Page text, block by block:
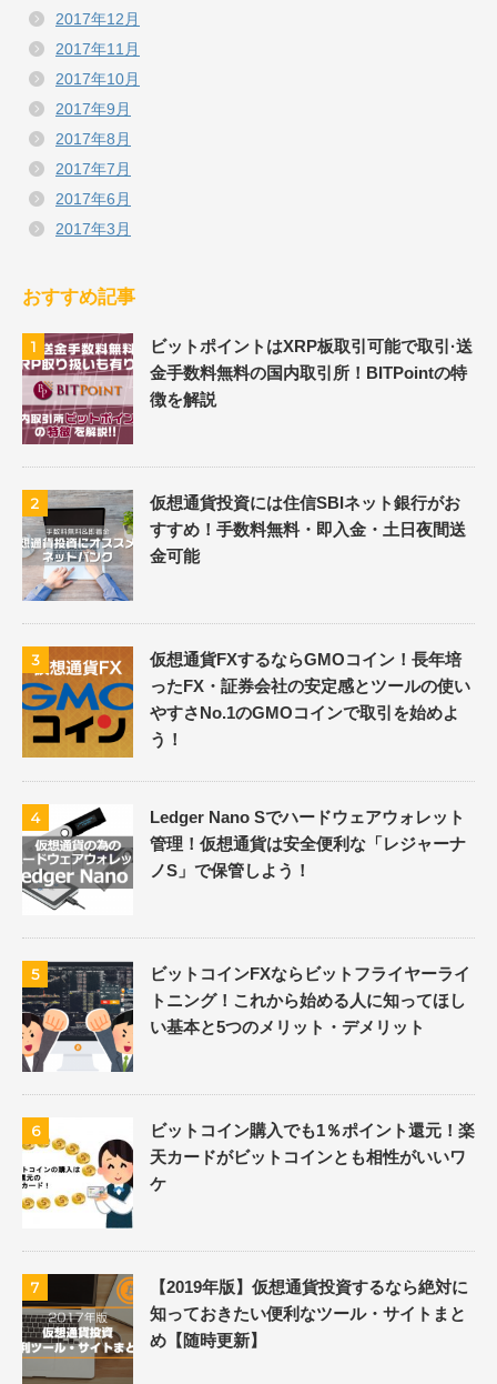
2017年12月
2017年11月
2017年10月
2017年9月
2017年8月
2017年7月
2017年6月
2017年3月
おすすめ記事
1
ビットポイントはXRP板取引可能で取引·送
金手数料無料の国内取引所！BITPointの特
徴を解説
2
仮想通貨投資には住信SBIネット銀行がお
すすめ！手数料無料・即入金・土日夜間送
金可能
3
仮想通貨FXするならGMOコイン！長年培
ったFX・証券会社の安定感とツールの使い
やすさNo.1のGMOコインで取引を始めよ
う！
4
Ledger Nano Sでハードウェアウォレット
管理！仮想通貨は安全便利な「レジャーナ
ノS」で保管しよう！
5
ビットコインFXならビットフライヤーライ
トニング！これから始める人に知ってほし
い基本と5つのメリット・デメリット
6
ビットコイン購入でも1％ポイント還元！楽
天カードがビットコインとも相性がいいワ
ケ
7
【2019年版】仮想通貨投資するなら絶対に
知っておきたい便利なツール・サイトまと
め【随時更新】